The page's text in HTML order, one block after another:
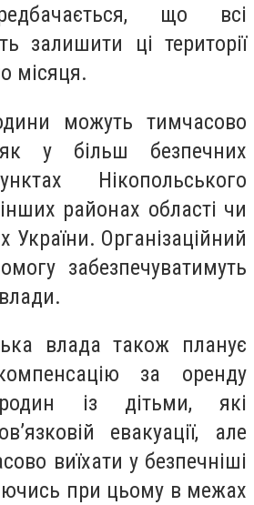
що всі
залишити ці території
місяця.
можуть тимчасово
як у більш безпечних
Нікопольського
районах області чи
України. Організаційний
забезпечуватимуть
влада також планує
за оренду
із дітьми, які
евакуації, але
виїхати у безпечніші
при цьому в межах